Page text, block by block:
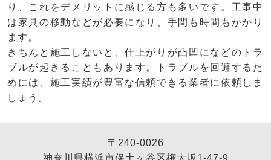
り、これをデメリットに感じる方も多いです。工事中
は家具の移動などが必要になり、手間も時間もかかり
ます。
きちんと施工しないと、仕上がりが凸凹になどのトラ
ブルが起きることもあります。トラブルを回避するた
めには、施工実績が豊富な信頼できる業者に依頼しま
しょう。
〒240-0026
神奈川県横浜市保土ヶ谷区権太坂1-47-9